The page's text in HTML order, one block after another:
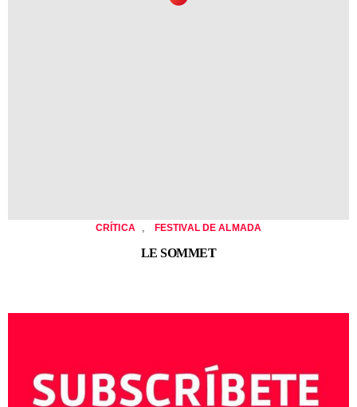
CRÍTICA FESTIVAL DE ALMADA
LE SOMMET